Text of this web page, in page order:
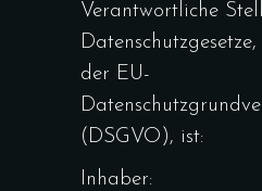
Verantwortliche
der EU-
(DSGVO), ist:
Inhaber: